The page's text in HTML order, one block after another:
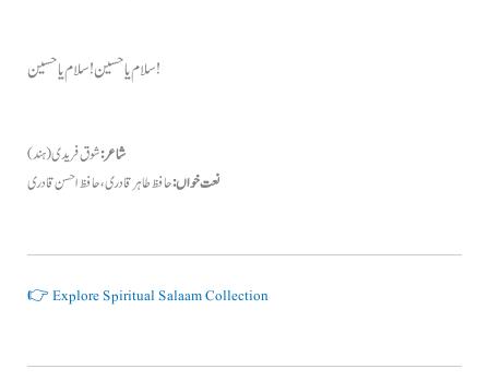
سلام یا حسین! سلام یا حسین!
شاعر:شوق فریدی (ہند)
نعت خواں:حافظ طاہر قادری، حافظ احسن قادری
👉 Explore Spiritual Salaam Collection